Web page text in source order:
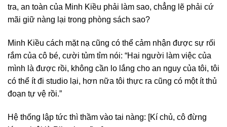
tra, an toàn của Minh Kiều phải làm sao, chẳng lẽ phải cứ
mãi giữ nàng lại trong phòng sách sao?
Minh Kiều cách mặt nạ cũng có thể cảm nhận được sự rối
rắm của cô bé, cười tủm tỉm nói: “Hai người làm việc của
mình là được rồi, không cần lo lắng cho an nguy của tôi, tôi
có thể ít đi studio lại, hơn nữa tôi thực ra cũng có một ít thủ
đoạn tự vệ rồi.”
Hệ thống lập tức thì thầm vào tai nàng: [Kí chủ, cô đừng